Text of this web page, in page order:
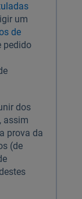
um
de
pedido
dos
assim
prova da
(de